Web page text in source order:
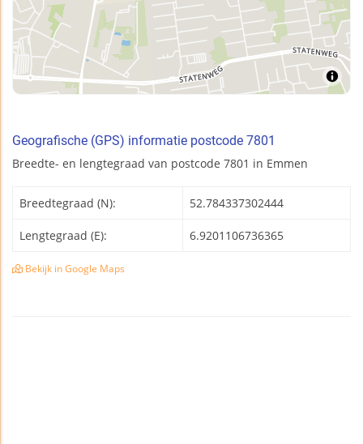
Geografische (GPS) informatie postcode 7801
Breedte- en lengtegraad van postcode 7801 in Emmen
Breedtegraad (N): 52.784337302444
Lengtegraad (E): 6.9201106736365
Bekijk in Google Maps